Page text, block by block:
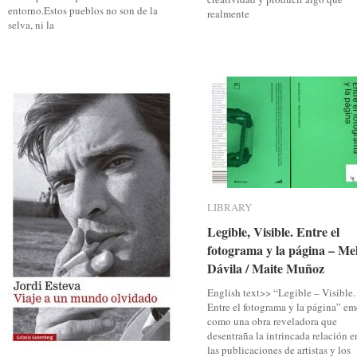
realmente
entorno.Estos pueblos no son de la
selva, ni la
LIBRARY
Legible, Visible. Entre el
fotograma y la página –
Dávila / Maite Muñoz
English text>> “Legible – Visible.
Entre el fotograma y la página”
como una obra reveladora que
desentraña la intrincada relación
las publicaciones de artistas y los
LIBRARY
Legible, Visible. Entre el
fotograma y la página –
Dávila / Maite Muñoz